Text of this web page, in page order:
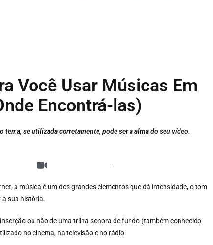
Você Usar Músicas Em
Encontrá-las)
se utilizada corretamente, pode ser a alma do seu vídeo.
a música é um dos grandes elementos que dá intensidade, o tom
a sua história.
ou não de uma trilha sonora de fundo (também conhecido
no cinema, na televisão e no rádio.